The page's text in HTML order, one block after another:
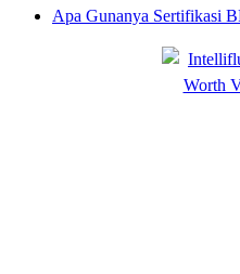
Apa Gunanya Sertifikasi